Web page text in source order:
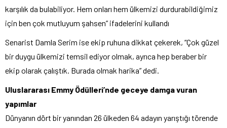
karşılık da bulabiliyor. Hem onları hem ülkemizi durdurabildiğimiz
için ben çok mutluyum şahsen” ifadelerini kullandı
Senarist Damla Serim ise ekip ruhuna dikkat çekerek, “Çok güzel
bir duygu ülkemizi temsil ediyor olmak, ayrıca hep beraber bir
ekip olarak çalıştık. Burada olmak harika” dedi.
Uluslararası Emmy Ödülleri’nde geceye damga vuran
yapımlar
Dünyanın dört bir yanından 26 ülkeden 64 adayın yarıştığı törende